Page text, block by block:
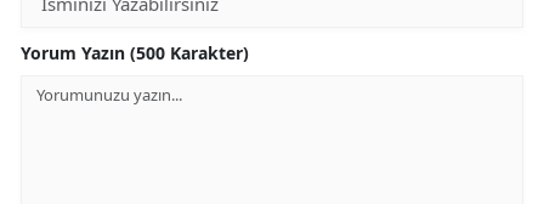
Yorum Yazın (500 Karakter)